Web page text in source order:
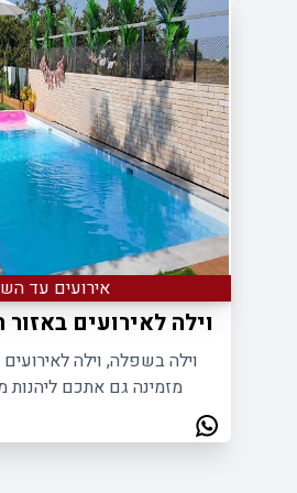
אירועים עד השעה
וילה לאירועים
וילה בשפלה, וילה
מזמינה גם אתכם ליהנות
ומרעננת במיוחד בחצר